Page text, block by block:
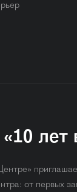
лет
от первых